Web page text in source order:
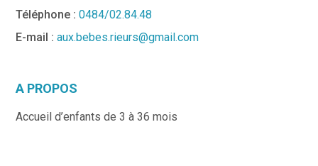
Téléphone :0484/02.84.48
E-mail : aux.bebes.rieurs@gmail.com
A PROPOS
Accueil d’enfants de 3 à 36 mois